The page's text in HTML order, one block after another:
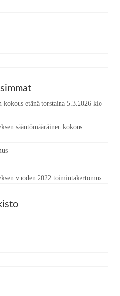
kokous etänä torstaina 5.3.2026 klo
sääntömääräinen kokous
vuoden 2022 toimintakertomus